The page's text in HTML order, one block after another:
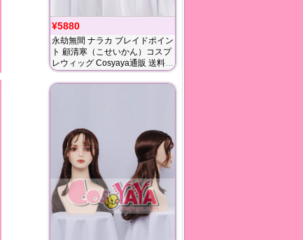
¥5880
永劫無間 ナラカ ブレイドポイン
ト 顧清寒（こせいかん）コスプ
レウィッグ Cosyaya通販 送料無
料